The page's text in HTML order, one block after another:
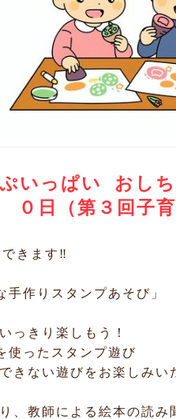
ぷいっぱい おし
０日（第３回子
きます‼️
手作りスタンプあそび」
っきり楽しもう！
使ったスタンプ遊び
きない遊びをお楽しみい
、教師による絵本の読み